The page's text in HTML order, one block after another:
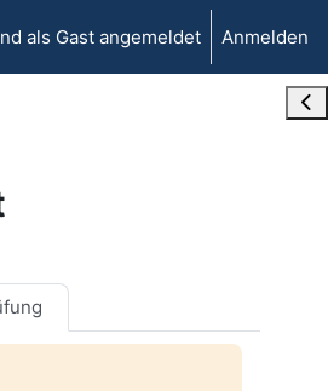
als Gast angemeldet Anmelden